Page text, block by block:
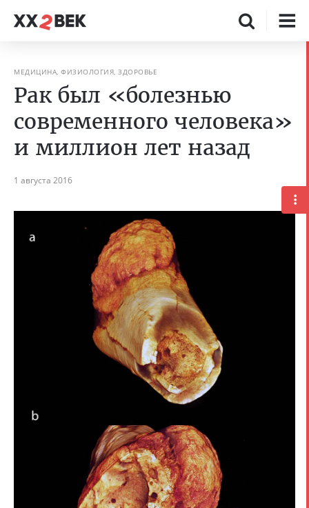
МЕДИЦИНА, ФИЗИОЛОГИЯ, ЗДОРОВЬЕ
Рак был «болезнью
современного человека»
и миллион лет назад
1 августа 2016